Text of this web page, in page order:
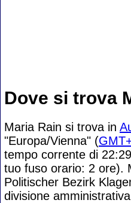
Dove si trova
Maria Rain si trova in
"Europa/Vienna" (
tempo corrente di
tuo fuso orario: 2 ore).
Politischer Bezirk
divisione